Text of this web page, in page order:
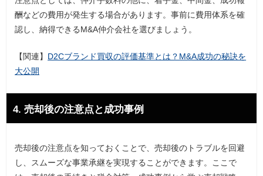
酬などの費用が発生する場合があります。事前に費用体系を確
認し、納得できるM&A仲介会社を選びましょう。
【関連】 D2Cブランド買収の評価基準とは？M&A成功の秘訣を
大公開
4. 売却後の注意点と成功事例
売却後の注意点を知っておくことで、売却後のトラブルを回避
し、スムーズな事業承継を実現することができます。ここで